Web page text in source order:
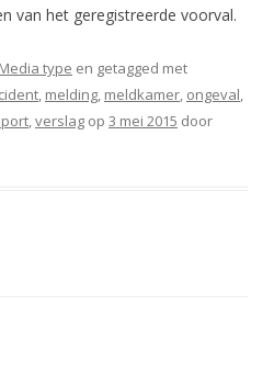
van het geregistreerde voorval.
Media type en getagged met
, melding, meldkamer, ongeval,
,verslag op 3 mei 2015 door